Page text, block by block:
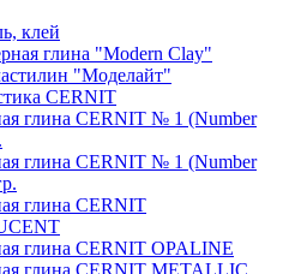
клей
глина "Modern Clay"
"Моделайт"
CERNIT
глина CERNIT № 1 (Number
глина CERNIT № 1 (Number
глина CERNIT
глина CERNIT OPALINE
глина CERNIT METALLIC